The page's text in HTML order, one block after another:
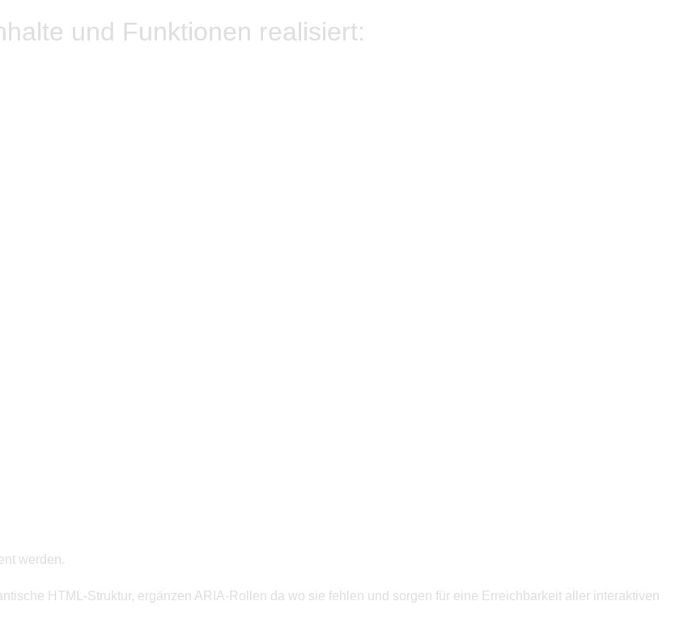
und Funktionen realisiert:
werden.
HTML-Struktur, ergänzen ARIA-Rollen da wo sie fehlen und sorgen für eine Erreichbarkeit aller interaktiven